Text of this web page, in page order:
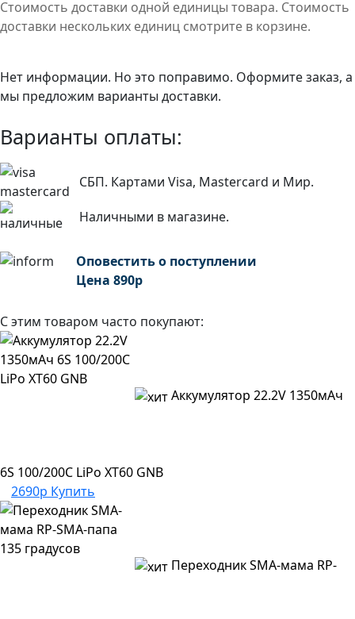
Стоимость доставки одной единицы товара. Стоимость
доставки нескольких единиц смотрите в корзине.
Нет информации. Но это поправимо. Оформите заказ, а
мы предложим варианты доставки.
Варианты оплаты:
СБП. Картами Visa, Mastercard и Мир.
Наличными в магазине.
Оповестить о поступлении
Цена 890р
С этим товаром часто покупают:
Аккумулятор 22.2V 1350мАч
6S 100/200C LiPo XT60 GNB
2690р Купить
Переходник SMA-мама RP-